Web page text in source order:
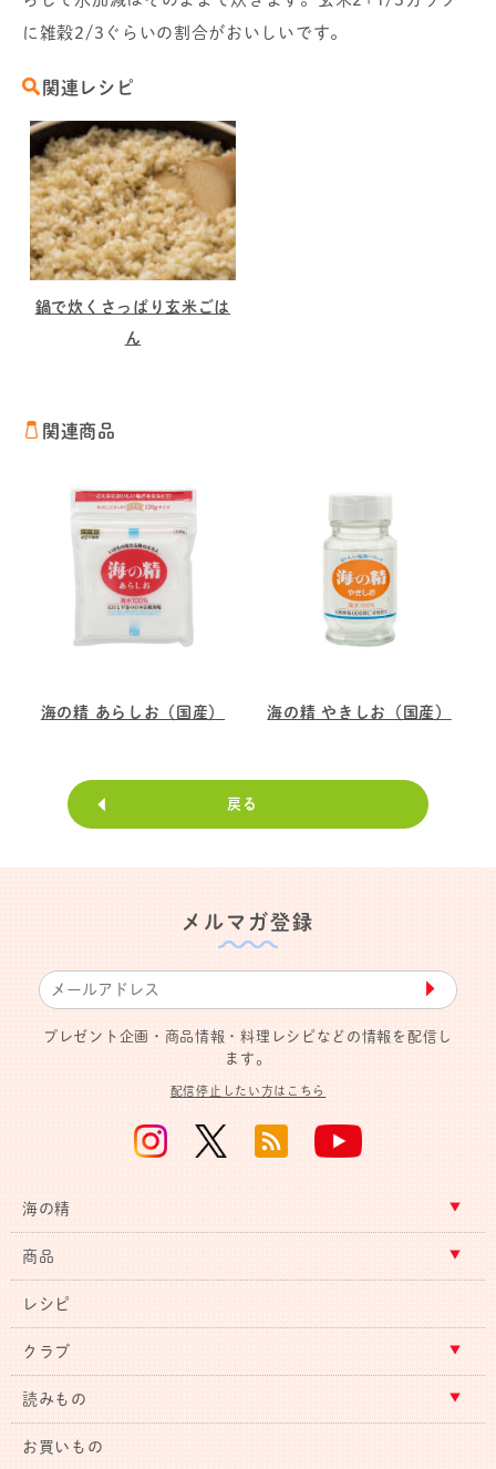
に雑穀2/3ぐらいの割合がおいしいです。
関連レシピ
鍋で炊くさっぱり玄米ごは
ん
関連商品
海の精 あらしお（国産） 海の精 やきしお（国産）
戻る
メルマガ登録
▶︎
プレゼント企画・商品情報・料理レシピなどの情報を配信し
ます。
配信停止したい方はこちら
海の精
商品
レシピ
クラブ
読みもの
お買いもの